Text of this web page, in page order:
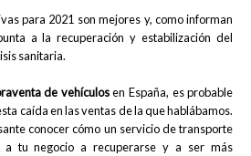
para 2021 son mejores y, como informan
a la recuperación y estabilización del
sanitaria.
de vehículosen España, es probable
caída en las ventas de la que hablábamos.
conocer cómo un servicio de transporte
a tu negocio a recuperarse y a ser más